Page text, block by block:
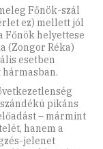
Főnök-szál
ez) mellett jól
Főnök helyettese
(Zongor Réka)
esetben
pikáns
– mármint
hanem a
jelenet